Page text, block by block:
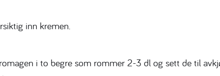
inn kremen.
i to begre som rommer 2-3 dl og sett de til